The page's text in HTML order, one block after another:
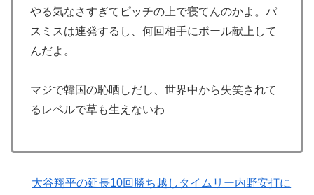
▶
海外「今年、夏の暑さが厳しい日本でこんなものが売れ
てるらしい！ｗ」外国人が驚いた日本の商品と
レビ番組が最新SNSの数十年先を行っていたと話題に
▶
焦げだらけの業務用鉄板が水と蒸気で鏡のようにピカピ
▶ 英国人「安心感が違う」冨安健洋、パレス移籍当日にデ
やる気なさすぎてピッチの上で寝てんのかよ。パ
スミスは連発するし、何回相手にボール献上して
んだよ。
マジで韓国の恥晒しだし、世界中から失笑されて
るレベルで草も生えないわ
大谷翔平の延長10回勝ち越しタイムリー内野安打に